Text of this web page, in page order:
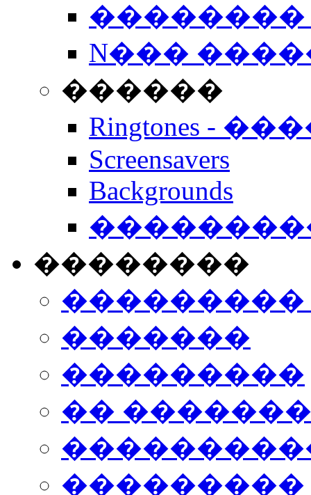
��������
N���
������
Ringtones -
Screensavers
Backgrounds
��������
���������
�������
���������
��
���������